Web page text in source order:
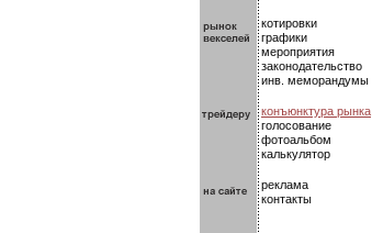
котировки
графики
мероприятия
законодательство
инв. меморандумы
конъюнктура рынка
голосование
фотоальбом
калькулятор
реклама
контакты